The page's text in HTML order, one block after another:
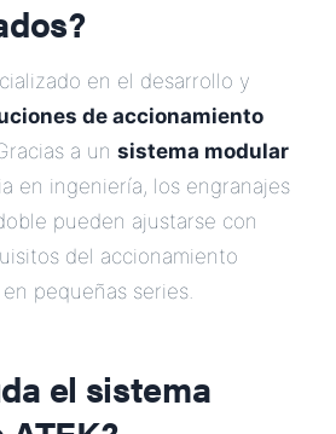
en el desarrollo y
de accionamiento
a un sistema modular
en ingeniería, los engranajes
pueden ajustarse con
del accionamiento
pequeñas series.
el sistema